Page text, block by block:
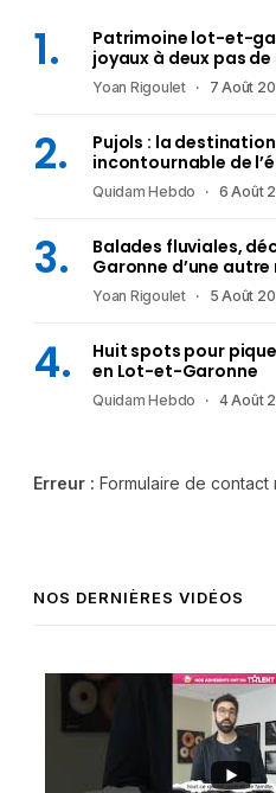
Patrimoine lot-et-
joyaux à deux pas de
Yoan Rigoulet 7 Août
Pujols : la
incontournable de
Quidam Hebdo 6 Août
Balades fluviales,
Garonne d’une
Yoan Rigoulet 5 Août
Huit spots pour
en Lot-et-Garonne
Quidam Hebdo 4 Août
Erreur : Formulaire de contact
NOS DERNIÈRES VIDÉOS